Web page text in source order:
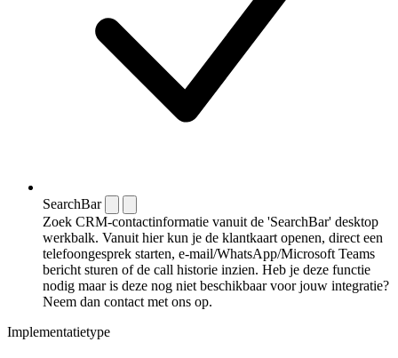
SearchBar
Zoek CRM-contactinformatie vanuit de 'SearchBar' desktop
werkbalk. Vanuit hier kun je de klantkaart openen, direct een
telefoongesprek starten, e-mail/WhatsApp/Microsoft Teams
bericht sturen of de call historie inzien. Heb je deze functie
nodig maar is deze nog niet beschikbaar voor jouw integratie?
Neem dan contact met ons op.
Implementatietype